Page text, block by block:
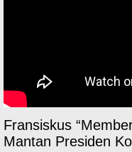
Fransiskus
Mantan Presiden